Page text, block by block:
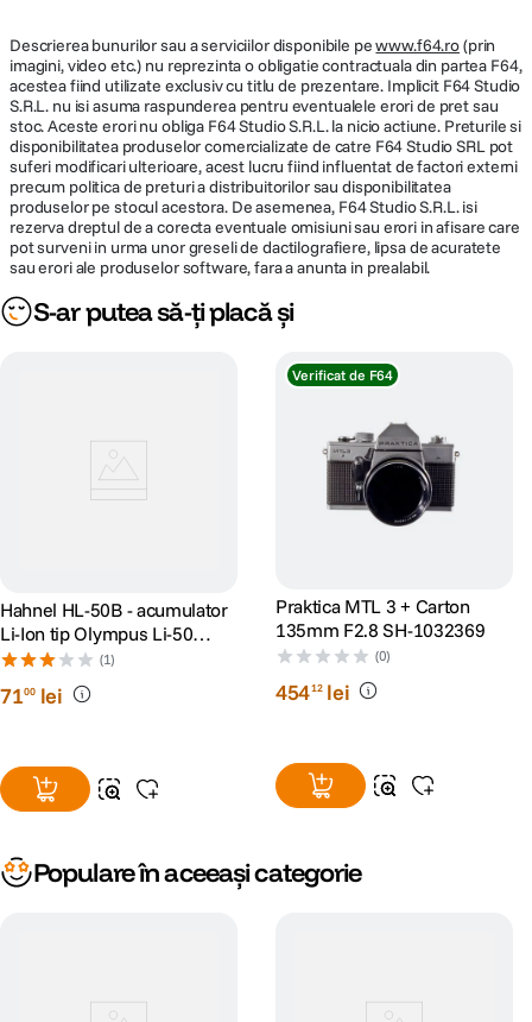
Descrierea bunurilor sau a serviciilor disponibile pewww.f64.ro(prin
imagini, video etc.) nu reprezinta o obligatie contractuala din partea F64,
acestea fiind utilizate exclusiv cu titlu de prezentare. Implicit F64 Studio
S.R.L. nu isi asuma raspunderea pentru eventualele erori de pret sau
stoc. Aceste erori nu obliga F64 Studio S.R.L. la nicio actiune. Preturile si
disponibilitatea produselor comercializate de catre F64 Studio SRL pot
suferi modificari ulterioare, acest lucru fiind influentat de factori externi
precum politica de preturi a distribuitorilor sau disponibilitatea
produselor pe stocul acestora. De asemenea, F64 Studio S.R.L. isi
rezerva dreptul de a corecta eventuale omisiuni sau erori in afisare care
pot surveni in urma unor greseli de dactilografiere, lipsa de acuratete
sau erori ale produselor software, fara a anunta in prealabil.
S-ar putea să-ți placă și
Hahnel HL-50B - acumulator
Li-Ion tip Olympus Li-50
850mAh
(1)
7100 lei
Verificat de F64
Praktica MTL 3 + Carton
135mm F2.8 SH-1032369
(0)
45412 lei
Populare în aceeași categorie